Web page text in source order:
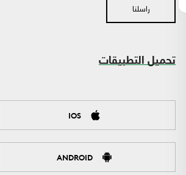
راسلنا
تحميل التطبيقات
IOS
ANDROID